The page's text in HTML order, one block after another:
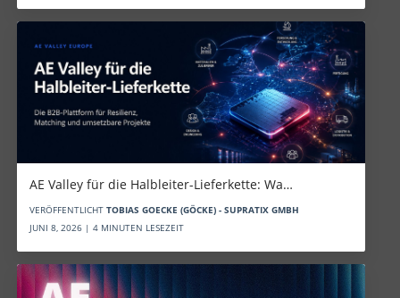
AE Valley für die Halbleiter-Lieferkette: Wa…
VERÖFFENTLICHT TOBIAS GOECKE (GÖCKE) - SUPRATIX GMBH
JUNI 8, 2026 | 4 MINUTEN LESEZEIT